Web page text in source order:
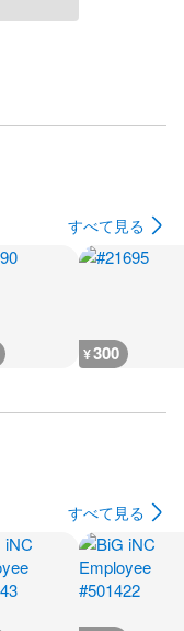
すべて見る
¥300
すべて見る